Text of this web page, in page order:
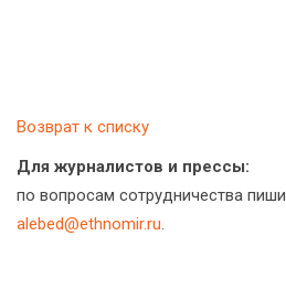
Возврат к списку
Для журналистов и прессы:
по вопросам сотрудничества
alebed@ethnomir.ru.